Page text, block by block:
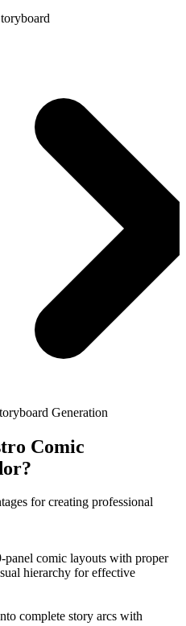
Generation
Comic
for creating professional
panel comic layouts with proper
hierarchy for effective
complete story arcs with